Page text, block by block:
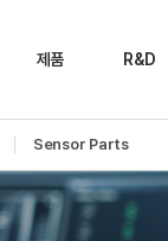
제품
Parts
Sensor
R&D
기술
Sensor Parts